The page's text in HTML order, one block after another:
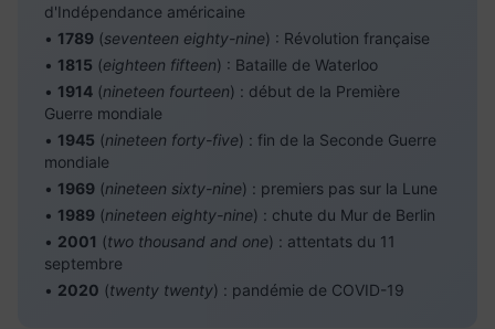
d'Indépendance américaine
• 1789 (seventeen eighty-nine) : Révolution française
• 1815 (eighteen fifteen) : Bataille de Waterloo
• 1914 (nineteen fourteen) : début de la Première
Guerre mondiale
• 1945 (nineteen forty-five) : fin de la Seconde Guerre
mondiale
• 1969 (nineteen sixty-nine) : premiers pas sur la Lune
• 1989 (nineteen eighty-nine) : chute du Mur de Berlin
• 2001 (two thousand and one) : attentats du 11
septembre
• 2020 (twenty twenty) : pandémie de COVID-19